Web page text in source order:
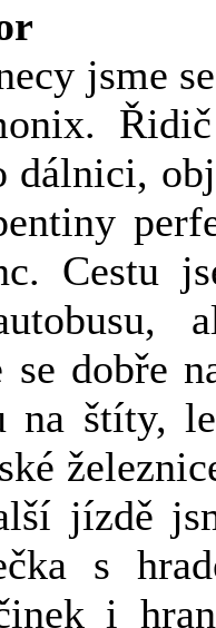
jsme
dálnici,
Cestu
dobře
na štíty,
jízdě
s
i